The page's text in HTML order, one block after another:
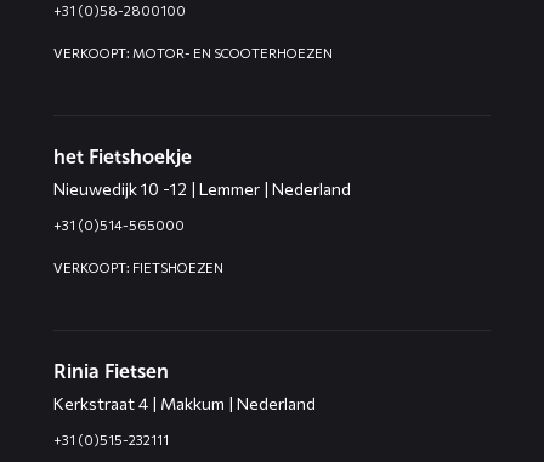
+31 (0)58-2800100
VERKOOPT: MOTOR- EN SCOOTERHOEZEN
het Fietshoekje
Nieuwedijk 10 -12 | Lemmer | Nederland
+31 (0)514-565000
VERKOOPT: FIETSHOEZEN
Rinia Fietsen
Kerkstraat 4 | Makkum | Nederland
+31 (0)515-232111